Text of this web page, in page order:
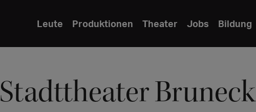
Leute Produktionen Theater Jobs Bildung
Stadttheater Bruneck